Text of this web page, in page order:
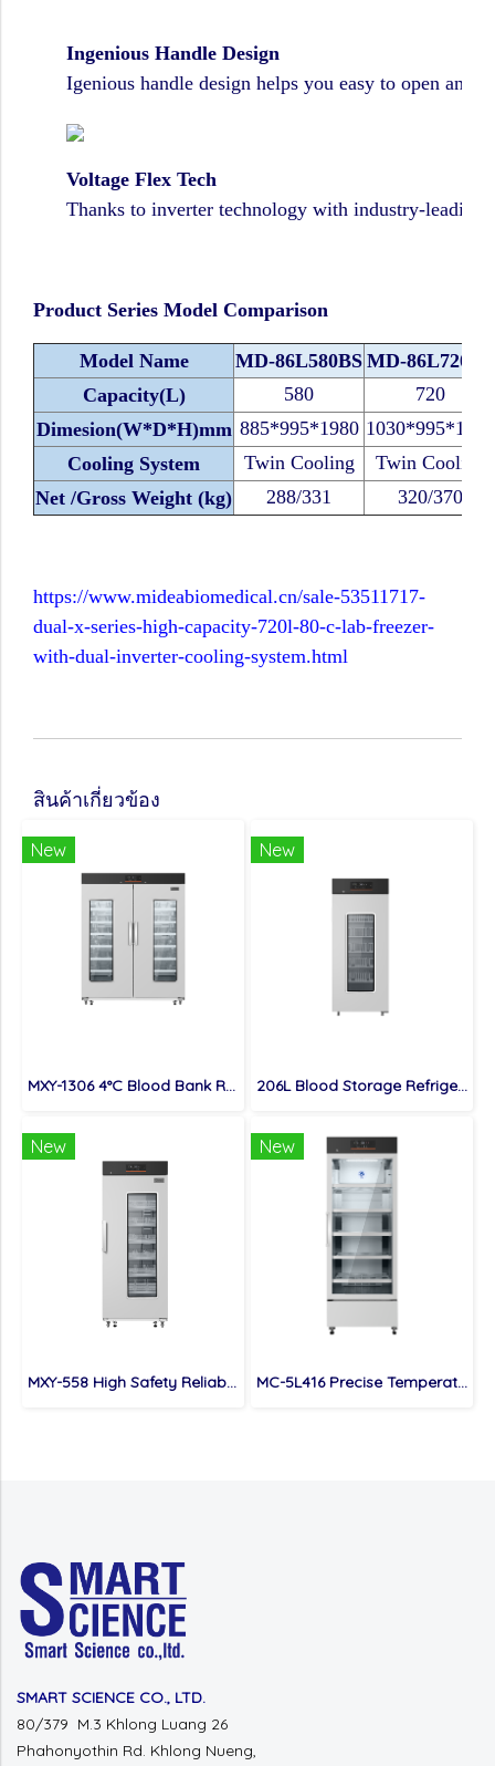
Ingenious Handle Design
Igenious handle design helps you easy to open and
Voltage Flex Tech
Thanks to inverter technology with industry-
Product Series Model Comparison
Model Name MD-86L580BS MD-86L720BS
Capacity(L)
580
720
Dimesion(W*D*H)mm 885*995*1980 1030*995*1980
Cooling System
Twin Cooling
Twin Cooling
Net /Gross Weight (kg)
288/331 320/370
https://www.mideabiomedical.cn/sale-53511717-
dual-x-series-high-capacity-720l-80-c-lab-freezer-
with-dual-inverter-cooling-system.html
สินค้าเกี่ยวข้อง
New
MXY-1306 4°C Blood Bank Refrigerator
New
206L Blood Storage Refrigerator Midea Stainless Steel Interior with Rust-Proof Shelves
New
MXY-558 High Safety Reliable Midea Biomedical Blood Bank Fridge With USB Data Recorder
New
MC-5L416 Precise Temperature Control Hospital Fridge with Single Glass Door
SMART SCIENCE CO., LTD.
80/379 M.3 Khlong Luang 26
Phahonyothin Rd. Khlong Nueng,